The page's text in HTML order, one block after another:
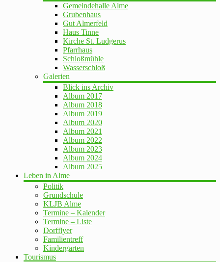
Gemeindehalle Alme
Grubenhaus
Gut Almerfeld
Haus Tinne
Kirche St. Ludgerus
Pfarrhaus
Schloßmühle
Wasserschloß
Galerien
Blick ins Archiv
Album 2017
Album 2018
Album 2019
Album 2020
Album 2021
Album 2022
Album 2023
Album 2024
Album 2025
Leben in Alme
Politik
Grundschule
KLJB Alme
Termine – Kalender
Termine – Liste
Dorfflyer
Familientreff
Kindergarten
Tourismus